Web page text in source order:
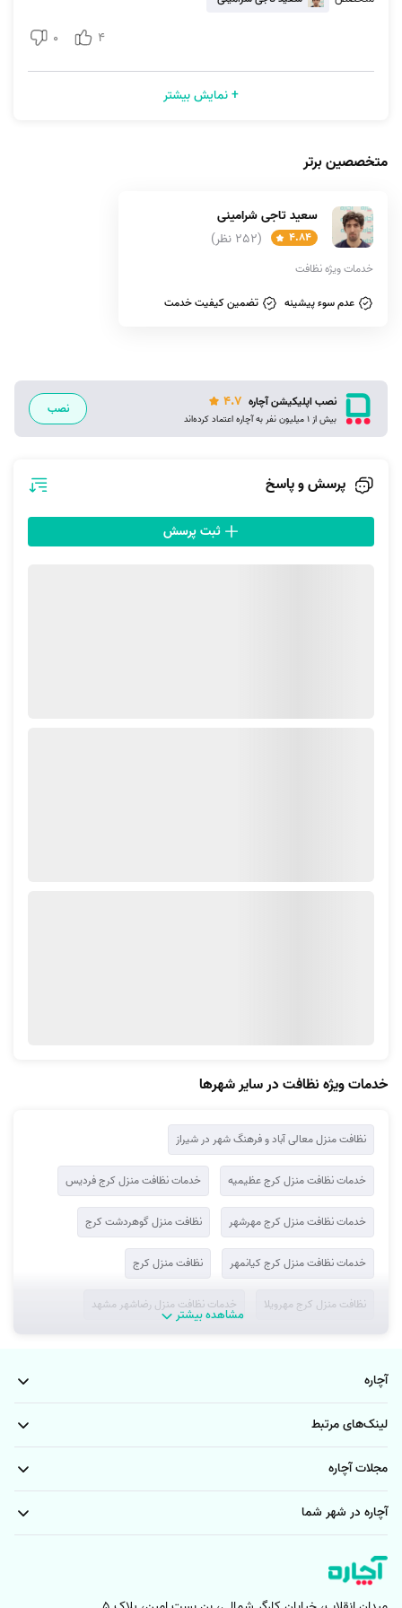
سفارش در سایت و اپلیکیشن ما به این صورت است که ابتدا شما وارد سایت یا
اپلیکیشن ما می‌شوید و سرویس نظافت منزل مشهد هدایت را انتخاب
منطقه هدایت مشهد متخصصینی به شما خدمات ارائه می‌دهند که نزدیک
مشهد نخواهید داشت.
4
0
+ نمایش بیشتر
متخصصین برتر
سعید تاجی شرامینی
4.84 (252 نظر)
خدمات ویژه نظافت
عدم سوء پیشینه
تضمین کیفیت خدمت
نصب اپلیکیشن آچاره 4.7
بیش از 1 میلیون نفر به آچاره اعتماد کرده‌اند
نصب
پرسش و پاسخ
خدمات ویژه نظافت در سایر شهرها
نظافت منزل معالی آباد و فرهنگ شهر در شیراز
خدمات نظافت منزل کرج عظیمیه خدمات نظافت منزل کرج فردیس
خدمات نظافت منزل کرج مهرشهر نظافت منزل گوهردشت کرج
خدمات نظافت منزل کرج کیانمهر نظافت منزل کرج
نظافت منزل کرج مهرویلا خدمات نظافت منزل رضاشهر مشهد
خدمات نظافت منزل فدک مشهد
خدمات نظافت منزل ایثارگران مشهد
خدمات شرکت نظافتی مشهد الهیه
خدمات شرکت نظافتی قاسم آباد مشهد
مشاهده بیشتر
آچاره
لینک‌های مرتبط
مجلات آچاره
آچاره در شهر شما